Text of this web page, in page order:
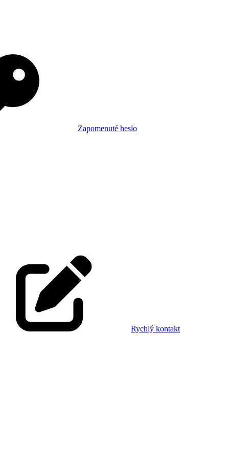
Zapomenuté heslo
Rychlý kontakt